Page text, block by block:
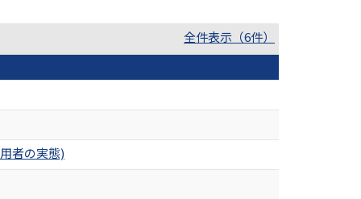
全件表示（6件）
者の実態)